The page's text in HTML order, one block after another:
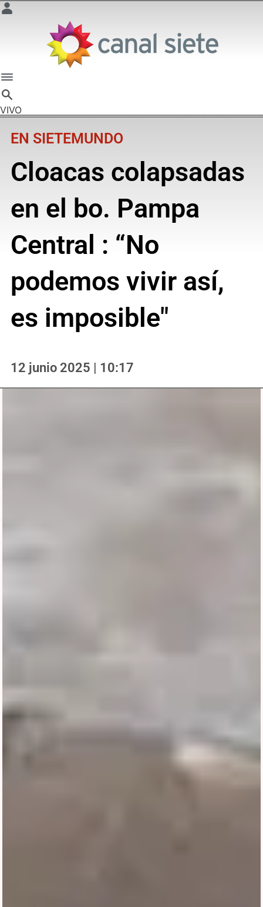
VIVO
EN SIETEMUNDO
Cloacas colapsadas
en el bo. Pampa
Central : “No
podemos vivir así,
es imposible"
12 junio 2025 | 10:17